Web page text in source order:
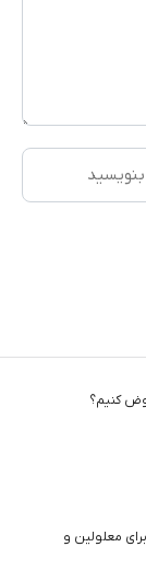
کنیم؟
معلولین و